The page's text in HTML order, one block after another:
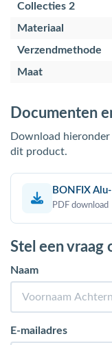
Collecties 2
Materiaal
Verzendmethode
Maat
Documenten
Download
dit product.
BONFIX
PDF download
Stel een
Naam
E-mailadres